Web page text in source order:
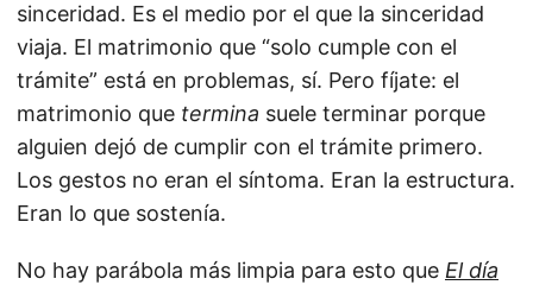
sinceridad. Es el medio por el que la sinceridad
viaja. El matrimonio que “solo cumple con el
trámite” está en problemas, sí. Pero fíjate: el
matrimonio que termina suele terminar porque
alguien dejó de cumplir con el trámite primero.
Los gestos no eran el síntoma. Eran la estructura.
Eran lo que sostenía.
No hay parábola más limpia para esto que El día